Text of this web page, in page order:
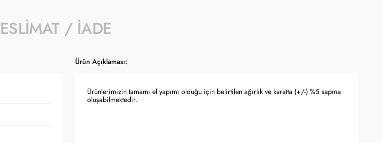
/ İADE
Ürün Açıklaması:
Ürünlerimizin tamamı el yapımı olduğu için belirtilen ağırlık ve karatta (+/-) %5 sapma
oluşabilmektedir.